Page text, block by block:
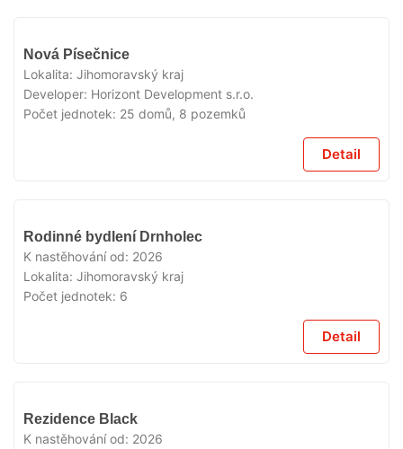
Nová Písečnice
Lokalita: Jihomoravský kraj
Developer: Horizont Development s.r.o.
Počet jednotek: 25 domů, 8 pozemků
Detail
Rodinné bydlení Drnholec
K nastěhování od: 2026
Lokalita: Jihomoravský kraj
Počet jednotek: 6
Detail
Rezidence Black
K nastěhování od: 2026